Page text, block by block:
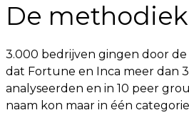
De
3.000 bedrijven gingen door
dat Fortune en Inca meer dan
analyseerden en in 10 peer
naam kon maar in één